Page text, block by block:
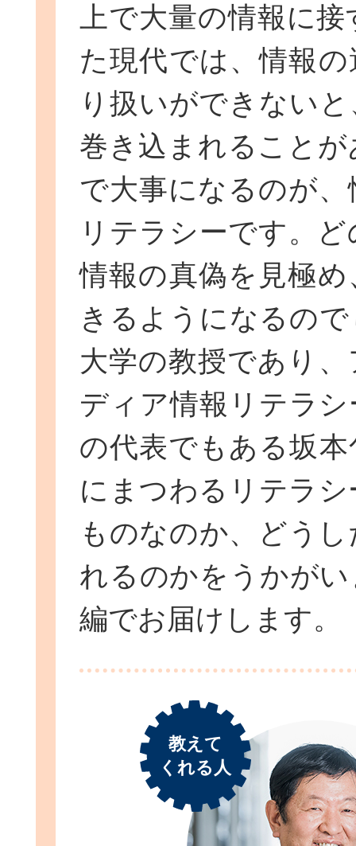
上で大量の情報に
た現代では、情報
り扱いができない
巻き込まれること
で大事になるのが
リテラシーです。
情報の真偽を見極
きるようになるの
大学の教授であり
ディア情報リテラ
の代表でもある坂
にまつわるリテラ
ものなのか、どう
れるのかをうかが
編でお届けします。